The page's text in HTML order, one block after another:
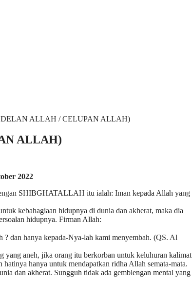
ALLAH)
2022
SHIBGHATALLAH itu ialah: Iman kepada Allah yang
kebahagiaan hidupnya di dunia dan akherat, maka dia
hidupnya. Firman Allah:
dan hanya kepada-Nya-lah kami menyembah. (QS. Al
yang aneh, jika orang itu berkorban untuk keluhuran kalimat
hanya untuk mendapatkan ridha Allah semata-mata.
dan akherat. Sungguh tidak ada gemblengan mental yang